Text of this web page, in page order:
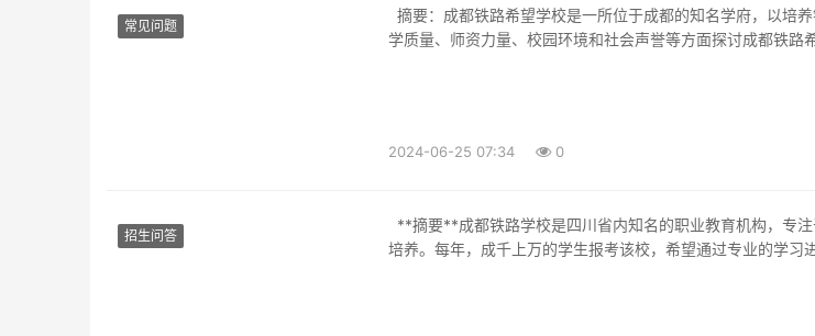
常见问题
学质量、师资力量、校园环境和社会声誉等方面探讨成都铁路
2024-06-25 07:34 0
招生问答
培养。每年，成千上万的学生报考该校，希望通过专业的学习